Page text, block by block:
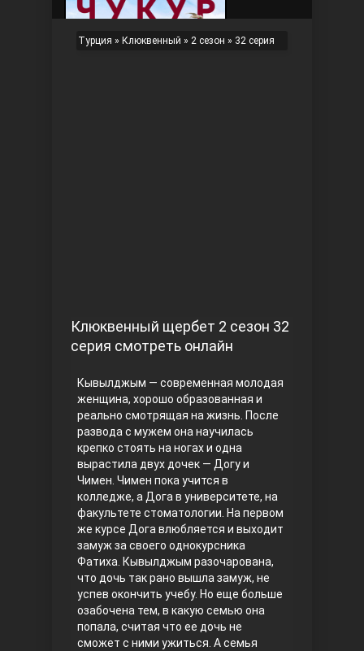
Правосyдие
Любовь напрокат
Турция » Клюквенный » 2 сезон » 32 серия
Клюквенный щербет 2 сезон 32
серия смотреть онлайн
Кывылджым — современная молодая
женщина, хорошо образованная и
реально смотрящая на жизнь. После
развода с мужем она научилась
крепко стоять на ногах и одна
вырастила двух дочек — Догу и
Чимен. Чимен пока учится в
колледже, а Дога в университете, на
факультете стоматологии. На первом
же курсе Дога влюбляется и выходит
замуж за своего однокурсника
Фатиха. Кывылджым разочарована,
что дочь так рано вышла замуж, не
успев окончить учебу. Но еще больше
озабочена тем, в какую семью она
попала, считая что ее дочь не
сможет с ними ужиться. А семья